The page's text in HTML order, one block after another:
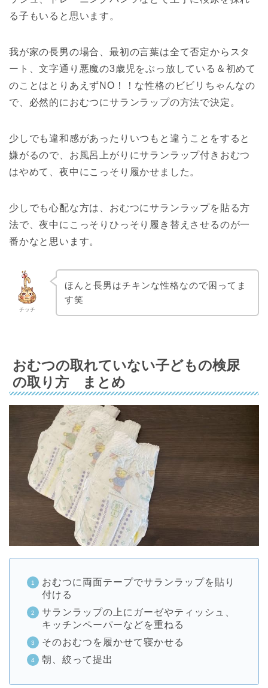
る子もいると思います。
我が家の長男の場合、最初の言葉は全て否定からスタ
ート、文字通り悪魔の3歳児をぶっ放している＆初めて
のことはとりあえずNO！！な性格のビビリちゃんなの
で、必然的におむつにサランラップの方法で決定。
少しでも違和感があったりいつもと違うことをすると
嫌がるので、お風呂上がりにサランラップ付きおむつ
はやめて、夜中にこっそり履かせました。
少しでも心配な方は、おむつにサランラップを貼る方
法で、夜中にこっそりひっそり履き替えさせるのが一
番かなと思います。
チッチ
ほんと長男はチキンな性格なので困ってま
す笑
おむつの取れていない子どもの検尿
の取り方 まとめ
おむつに両面テープでサランラップを貼り
付ける
サランラップの上にガーゼやティッシュ、
キッチンペーパーなどを重ねる
そのおむつを履かせて寝かせる
朝、絞って提出